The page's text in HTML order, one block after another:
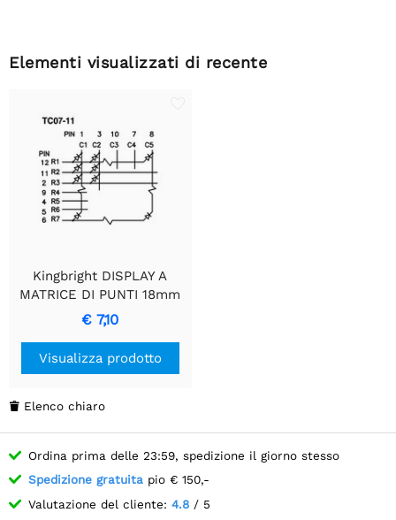
Elementi visualizzati di recente
Kingbright DISPLAY A
MATRICE DI PUNTI 18mm
Catodo Comune Verde
€ 7,10
Visualizza prodotto
 Elenco chiaro
Ordina prima delle 23:59, spedizione il giorno stesso
Spedizione gratuita pio € 150,-
Valutazione del cliente: 4.8 / 5